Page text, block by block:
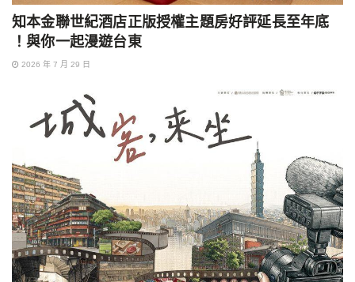
知本金聯世紀酒店正版授權主題房好評延長至年底
！與你一起漫遊台東
2026 年 7 月 29 日